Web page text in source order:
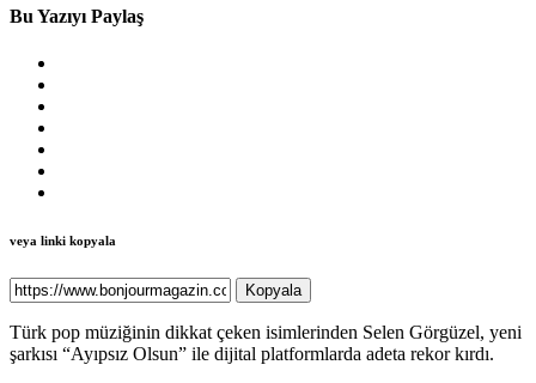
Bu Yazıyı Paylaş
veya linki kopyala
Kopyala
Türk pop müziğinin dikkat çeken isimlerinden Selen Görgüzel, yeni
şarkısı “Ayıpsız Olsun” ile dijital platformlarda adeta rekor kırdı.